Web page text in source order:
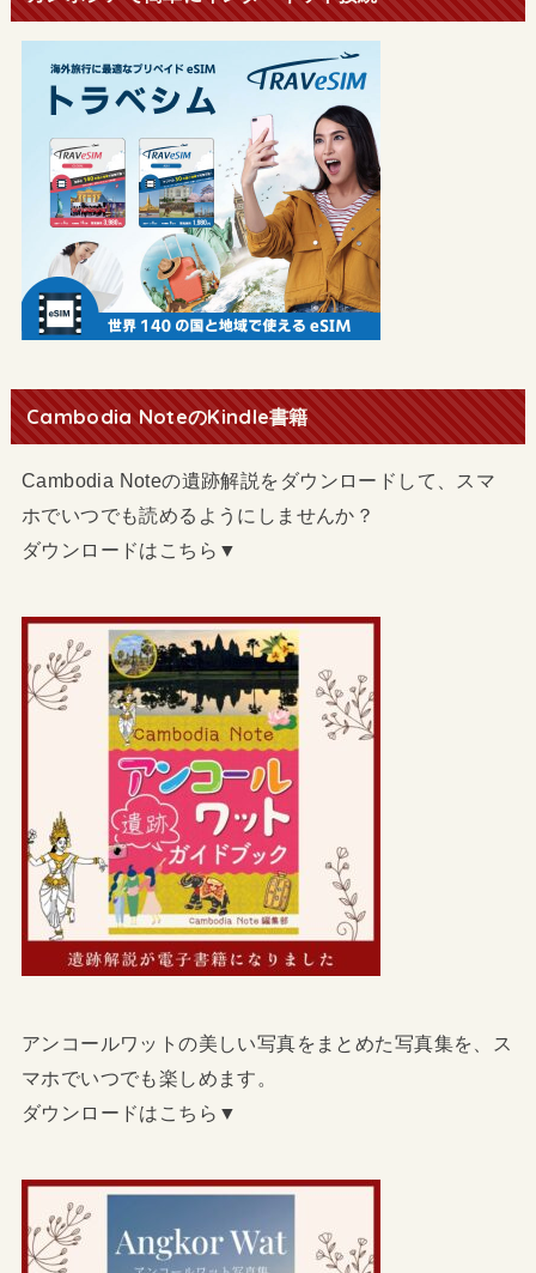
Cambodia NoteのKindle書籍
Cambodia Noteの遺跡解説をダウンロードして、スマ
ホでいつでも読めるようにしませんか？
ダウンロードはこちら▼
アンコールワットの美しい写真をまとめた写真集を、ス
マホでいつでも楽しめます。
ダウンロードはこちら▼